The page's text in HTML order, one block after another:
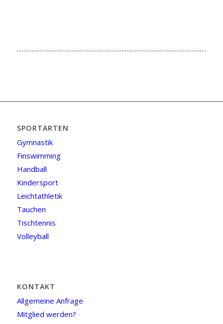
SPORTARTEN
Gymnastik
Finswimming
Handball
Kindersport
Leichtathletik
Tauchen
Tischtennis
Volleyball
KONTAKT
Allgemeine Anfrage
Mitglied werden?